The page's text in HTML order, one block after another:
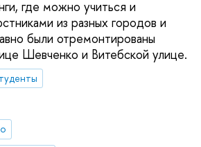
где можно учиться и
из разных городов и
были отремонтированы
Шевченко и Витебской улице.